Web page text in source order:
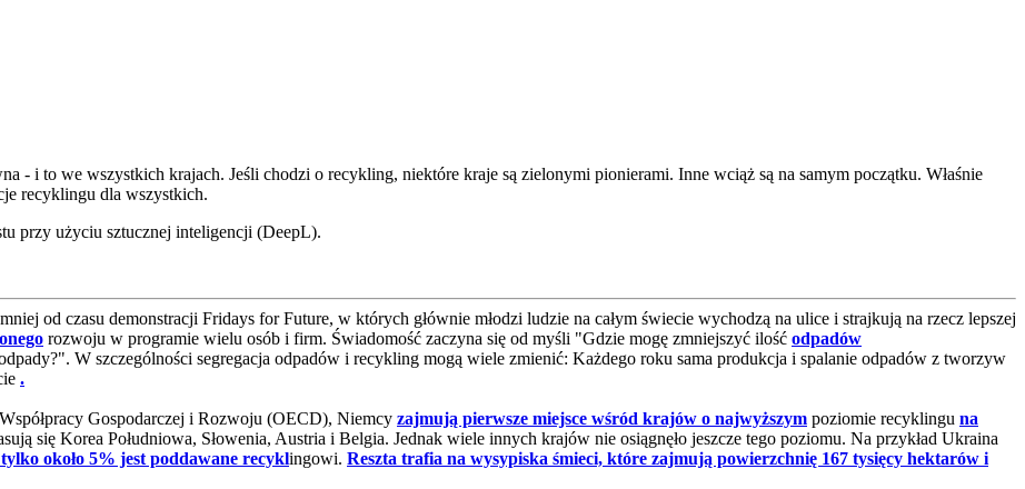
- i to we wszystkich krajach. Jeśli chodzi o recykling, niektóre kraje są zielonymi pionierami. Inne wciąż są na samym początku. Właśnie
recyklingu dla wszystkich.
przy użyciu sztucznej inteligencji (DeepL).
od czasu demonstracji Fridays for Future, w których głównie młodzi ludzie na całym świecie wychodzą na ulice i strajkują na rzecz lepszej
rozwoju w programie wielu osób i firm. Świadomość zaczyna się od myśli "Gdzie mogę zmniejszyć ilość odpadów
W szczególności segregacja odpadów i recykling mogą wiele zmienić: Każdego roku sama produkcja i spalanie odpadów z tworzyw
.
Gospodarczej i Rozwoju (OECD), Niemcy zajmują pierwsze miejsce wśród krajów o najwyższym poziomie recyklingu na
się Korea Południowa, Słowenia, Austria i Belgia. Jednak wiele innych krajów nie osiągnęło jeszcze tego poziomu. Na przykład Ukraina
około 5% jest poddawane recyklingowi. Reszta trafia na wysypiska śmieci, które zajmują powierzchnię 167 tysięcy hektarów i